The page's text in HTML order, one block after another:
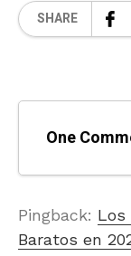
SHARE
One
Pingback: Los
Baratos en